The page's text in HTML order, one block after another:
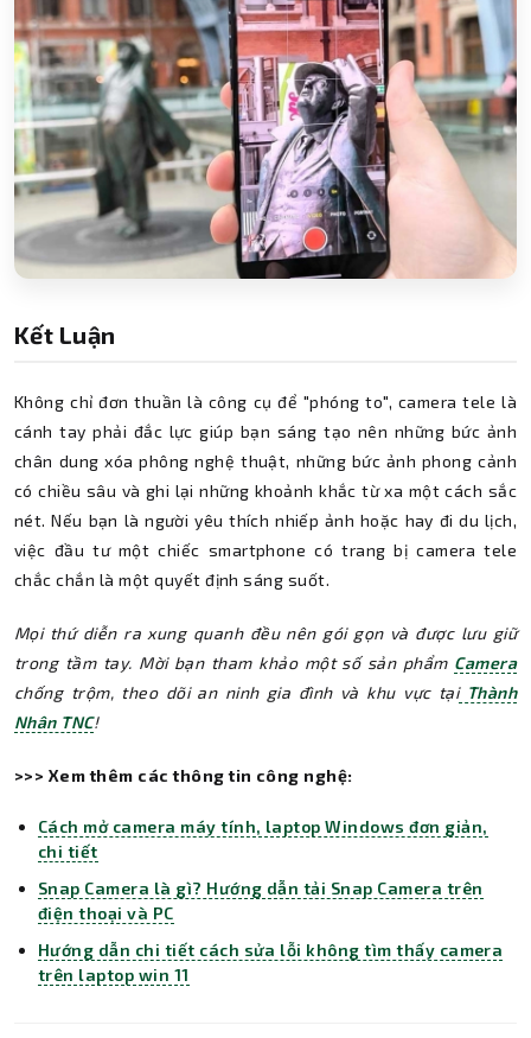
Kết Luận
Không chỉ đơn thuần là công cụ để "phóng to", camera tele là
cánh tay phải đắc lực giúp bạn sáng tạo nên những bức ảnh
chân dung xóa phông nghệ thuật, những bức ảnh phong cảnh
có chiều sâu và ghi lại những khoảnh khắc từ xa một cách sắc
nét. Nếu bạn là người yêu thích nhiếp ảnh hoặc hay đi du lịch,
việc đầu tư một chiếc smartphone có trang bị camera tele
chắc chắn là một quyết định sáng suốt.
Mọi thứ diễn ra xung quanh đều nên gói gọn và được lưu giữ
trong tầm tay. Mời bạn tham khảo một số sản phẩm Camera
chống trộm, theo dõi an ninh gia đình và khu vực tạiThành
Nhân TNC!
>>> Xem thêm các thông tin công nghệ:
Cách mở camera máy tính, laptop Windows đơn giản,
chi tiết
Snap Camera là gì? Hướng dẫn tải Snap Camera trên
điện thoại và PC
Hướng dẫn chi tiết cách sửa lỗi không tìm thấy camera
trên laptop win 11